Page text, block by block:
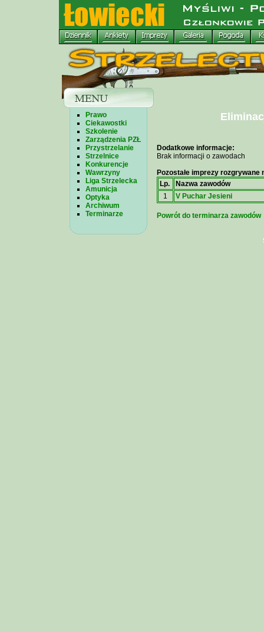
Prawo
Ciekawostki
Szkolenie
Zarządzenia PZŁ
Przystrzelanie
Strzelnice
Konkurencje
Wawrzyny
Liga Strzelecka
Amunicja
Optyka
Archiwum
Terminarze
Dodatkowe informacje:
Brak informacji o zawodach
Pozostałe imprezy rozgrywane
Lp.
Nazwa zawodów
1
V Puchar Jesieni
Powrót do terminarza zawodów